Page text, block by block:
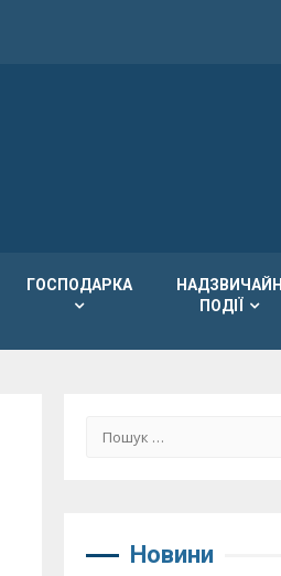
ГОСПОДАРКА
НАДЗВИЧАЙНІ
ПОДІЇ
Пошук:
Новини